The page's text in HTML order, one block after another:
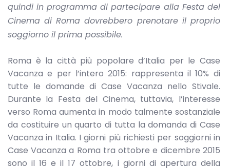
quindi in programma di partecipare alla Festa del
Cinema di Roma dovrebbero prenotare il proprio
soggiorno il prima possibile.
Roma è la città più popolare d’Italia per le Case
Vacanza e per l’intero 2015: rappresenta il 10% di
tutte le domande di Case Vacanza nello Stivale.
Durante la Festa del Cinema, tuttavia, l’interesse
verso Roma aumenta in modo talmente sostanziale
da costituire un quarto di tutta la domanda di Case
Vacanza in Italia. I giorni più richiesti per soggiorni in
Case Vacanza a Roma tra ottobre e dicembre 2015
sono il 16 e il 17 ottobre, i giorni di apertura della